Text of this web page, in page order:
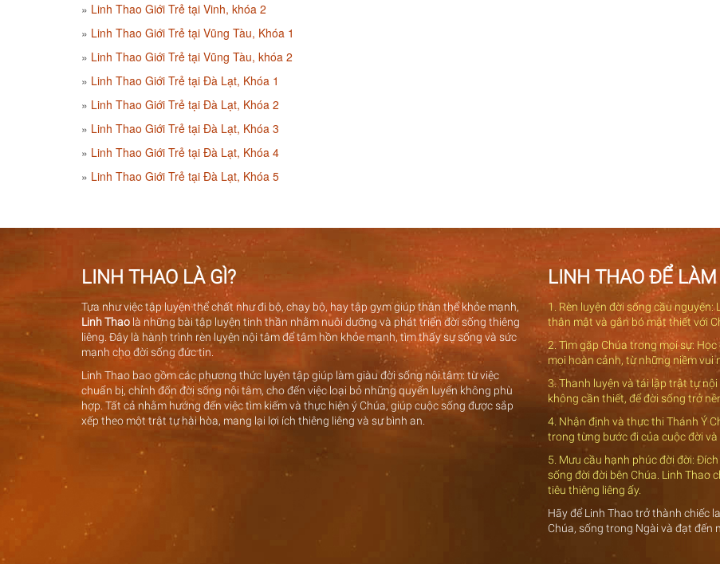
Linh Thao Giới Trẻ tại Vinh, khóa 2
Linh Thao Giới Trẻ tại Vũng Tàu, Khóa 1
Linh Thao Giới Trẻ tại Vũng Tàu, khóa 2
Linh Thao Giới Trẻ tại Đà Lạt, Khóa 1
Linh Thao Giới Trẻ tại Đà Lạt, Khóa 2
Linh Thao Giới Trẻ tại Đà Lạt, Khóa 3
Linh Thao Giới Trẻ tại Đà Lạt, Khóa 4
Linh Thao Giới Trẻ tại Đà Lạt, Khóa 5
LINH THAO LÀ GÌ?
Tựa như việc tập luyện thể chất như đi bộ, chạy bộ, hay tập gym giúp thân thể khỏe mạnh,
Linh Thao là những bài tập luyện tinh thần nhằm nuôi dưỡng và phát triển đời sống thiêng
liêng. Đây là hành trình rèn luyện nội tâm để tâm hồn khỏe mạnh, tìm thấy sự sống và sức
mạnh cho đời sống đức tin.
Linh Thao bao gồm các phương thức luyện tập giúp làm giàu đời sống nội tâm: từ việc
chuẩn bị, chỉnh đốn đời sống nội tâm, cho đến việc loại bỏ những quyến luyến không phù
hợp. Tất cả nhằm hướng đến việc tìm kiếm và thực hiện ý Chúa, giúp cuộc sống được sắp
xếp theo một trật tự hài hòa, mang lại lợi ích thiêng liêng và sự bình an.
LINH THAO ĐỂ LÀM
1. Rèn luyện đời sống cầu
thân mật và gắn bó mật thiết với
2. Tìm gặp Chúa trong mọi sự:
mọi hoàn cảnh, từ những niềm vui
3. Thanh luyện và tái lập trật tự
không cần thiết, để đời sống trở
4. Nhận định và thực thi Thánh Ý
trong từng bước đi của cuộc đời
5. Mưu cầu hạnh phúc đời đời:
sống đời đời bên Chúa. Linh Thao
tiêu thiêng liêng ấy.
Hãy để Linh Thao trở thành chiếc
Chúa, sống trong Ngài và đạt đến